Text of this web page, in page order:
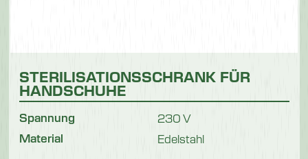
STERILISATIONSSCHRANK FÜR
HANDSCHUHE
Spannung 230 V
Material Edelstahl